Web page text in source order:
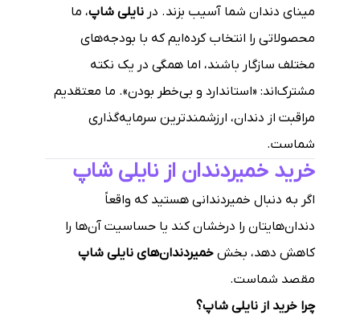
مینای دندان شما آسیب بزند. در نایلی شاپ، ما
محصولاتی را انتخاب کرده‌ایم که با بودجه‌های
مختلف سازگار باشند، اما همگی در یک نکته
مشترک‌اند: «استاندارد و بی‌خطر بودن». ما معتقدیم
مراقبت از دندان، ارزشمندترین سرمایه‌گذاری
شماست.
خرید خمیردندان از نایلی شاپ
اگر به دنبال خمیردندانی هستید که واقعاً
دندان‌هایتان را درخشان کند یا حساسیت آن‌ها را
کاهش دهد، بخش خمیردندان‌های نایلی شاپ
مقصد شماست.
چرا خرید از نایلی شاپ؟